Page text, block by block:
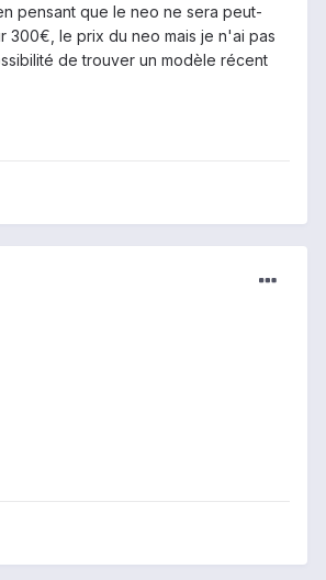
pensant que le neo ne sera peut-
300€, le prix du neo mais je n'ai pas
de trouver un modèle récent